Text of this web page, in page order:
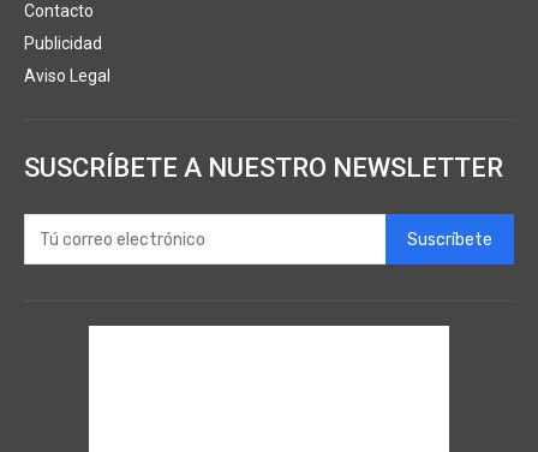
Contacto
Publicidad
Aviso Legal
SUSCRÍBETE A NUESTRO NEWSLETTER
Suscríbete